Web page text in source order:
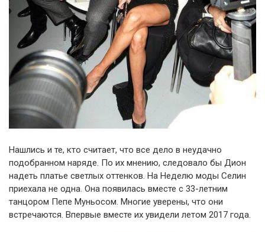
Нашлись и те, кто считает, что все дело в неудачно
подобранном наряде. По их мнению, следовало бы Дион
надеть платье светлых оттенков. На Неделю моды Селин
приехала не одна. Она появилась вместе с 33-летним
танцором Пепе Муньосом. Многие уверены, что они
встречаются. Впервые вместе их увидели летом 2017 года.